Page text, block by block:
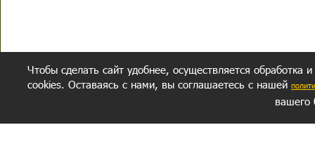
Чтобы сделать сайт удобнее, осуществляется обработка
cookies. Оставаясь с нами, вы соглашаетесь с нашей
вашего